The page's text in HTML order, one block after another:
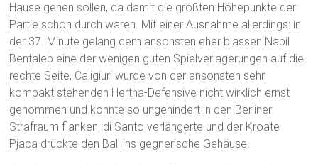
Hause gehen sollen, da damit die größten Höhepunkte der
Partie schon durch waren. Mit einer Ausnahme allerdings: in
der 37. Minute gelang dem ansonsten eher blassen Nabil
Bentaleb eine der wenigen guten Spielverlagerungen auf die
rechte Seite, Caligiuri wurde von der ansonsten sehr
kompakt stehenden Hertha-Defensive nicht wirklich ernst
genommen und konnte so ungehindert in den Berliner
Strafraum flanken, di Santo verlängerte und der Kroate
Pjaca drückte den Ball ins gegnerische Gehäuse.